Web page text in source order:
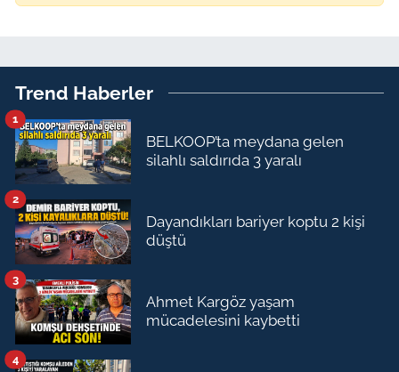
Trend Haberler
BELKOOP’ta meydana gelen
silahlı saldırıda 3 yaralı
1
Dayandıkları bariyer koptu 2 kişi
düştü
2
Ahmet Kargöz yaşam
mücadelesini kaybetti
3
4